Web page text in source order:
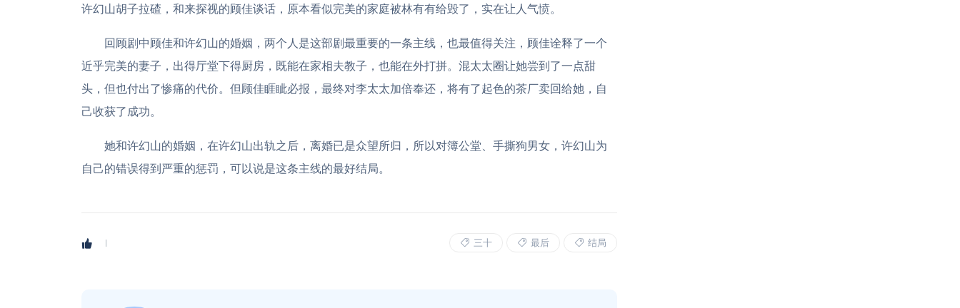
许幻山胡子拉碴，和来探视的顾佳谈话，原本看似完美的家庭被林有有给毁了，实在让人气愤。
回顾剧中顾佳和许幻山的婚姻，两个人是这部剧最重要的一条主线，也最值得关注，顾佳诠释了一个
近乎完美的妻子，出得厅堂下得厨房，既能在家相夫教子，也能在外打拼。混太太圈让她尝到了一点甜
头，但也付出了惨痛的代价。但顾佳睚眦必报，最终对李太太加倍奉还，将有了起色的茶厂卖回给她，自
己收获了成功。
她和许幻山的婚姻，在许幻山出轨之后，离婚已是众望所归，所以对簿公堂、手撕狗男女，许幻山为
自己的错误得到严重的惩罚，可以说是这条主线的最好结局。
三十 最后 结局